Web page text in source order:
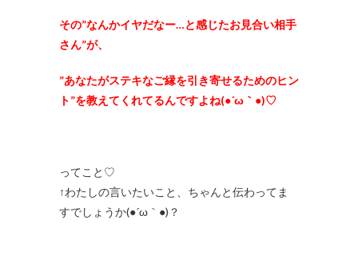
その”なんかイヤだなー…と感じたお見合い相手
さん”が、
”あなたがステキなご縁を引き寄せるためのヒン
ト”を教えてくれてるんですよね(●´ω｀●)♡
ってこと♡
↑わたしの言いたいこと、ちゃんと伝わってま
すでしょうか(●´ω｀●)？